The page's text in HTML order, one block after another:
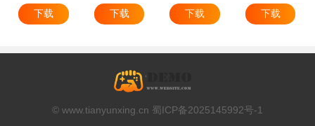
下载
下载
下载
下载
© www.tianyunxing.cn 蜀ICP备2025145992号-1